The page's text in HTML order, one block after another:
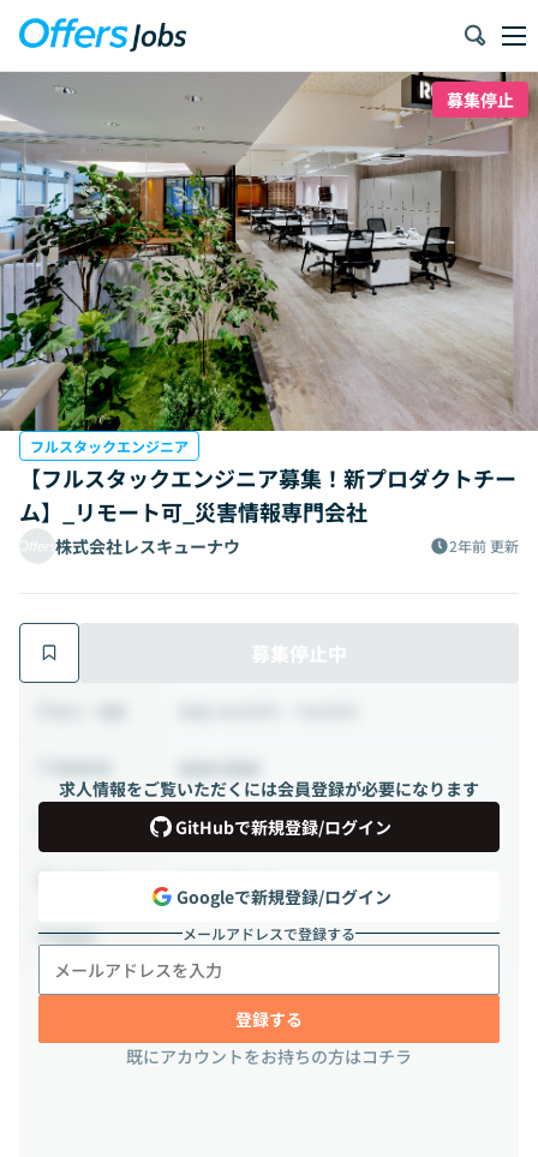
募集停止
フルスタックエンジニア
【フルスタックエンジニア募集！新プロダクトチー
ム】_リモート可_災害情報専門会社
株式会社レスキューナウ 2年前 更新
募集停止中
求人情報をご覧いただくには会員登録が必要になります
GitHubで新規登録/ログイン
Googleで新規登録/ログイン
メールアドレスで登録する
登録する
既にアカウントをお持ちの方はコチラ
正社員
勤務地 -